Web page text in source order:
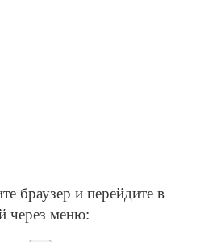
браузер и перейдите в
через меню: